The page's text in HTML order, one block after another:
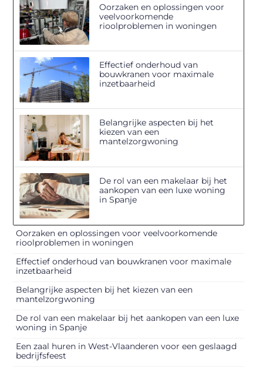
Oorzaken en oplossingen voor
veelvoorkomende
rioolproblemen in woningen
Effectief onderhoud van
bouwkranen voor maximale
inzetbaarheid
Belangrijke aspecten bij het
kiezen van een
mantelzorgwoning
De rol van een makelaar bij het
aankopen van een luxe woning
in Spanje
Oorzaken en oplossingen voor veelvoorkomende
rioolproblemen in woningen
Effectief onderhoud van bouwkranen voor maximale
inzetbaarheid
Belangrijke aspecten bij het kiezen van een
mantelzorgwoning
De rol van een makelaar bij het aankopen van een luxe
woning in Spanje
Een zaal huren in West-Vlaanderen voor een geslaagd
bedrijfsfeest